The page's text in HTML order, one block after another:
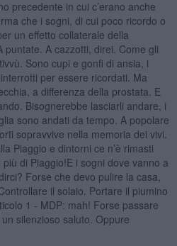
precedente in cui c’erano anche
che i sogni, di cui poco ricordo o
un effetto collaterale della
A cazzotti, direi. Come gli
Sono cupi e gonfi di ansia, i
per essere ricordati. Ma
a differenza della prostata. E
Bisognerebbe lasciarli andare, i
sono andati da tempo. A popolare
sopravvive nella memoria dei vivi.
Piaggio e dintorni ce n’è rimasti
di Piaggio!E i sogni dove vanno a
Forse che devo pulire la casa,
il solaio. Portare il piumino
1 - MDP: mah! Forse passare
silenzioso saluto. Oppure